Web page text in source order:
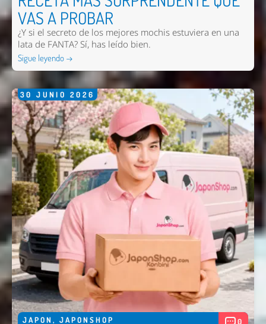
VAS A PROBAR
¿Y si el secreto de los mejores mochis estuviera en una
lata de FANTA? Sí, has leído bien.
Sigue leyendo →
30 JUNIO 2026
JAPON , JAPONSHOP 0